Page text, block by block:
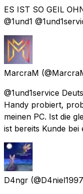
ES IST SO GEIL
@1und1
MarcraM
@1und1service
Handy probiert,
meinen PC. Ist die
ist bereits Kunde bei
D4ngr